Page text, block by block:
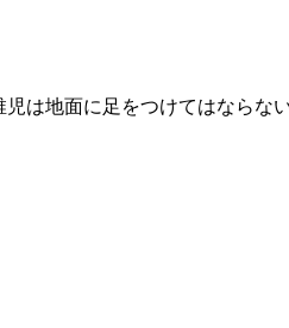
は地面に足をつけてはならな